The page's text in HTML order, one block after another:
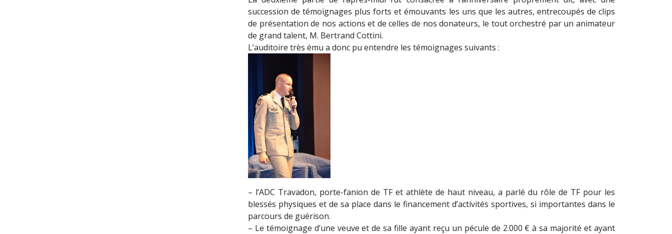
succession de témoignages plus forts et émouvants les uns que les autres, entrecoupés de clips
de présentation de nos actions et de celles de nos donateurs, le tout orchestré par un animateur
de grand talent, M. Bertrand Cottini.
L’auditoire très ému a donc pu entendre les témoignages suivants :
– l’ADC Travadon, porte-fanion de TF et athlète de haut niveau, a parlé du rôle de TF pour les
blessés physiques et de sa place dans le financement d’activités sportives, si importantes dans le
parcours de guérison.
– Le témoignage d’une veuve et de sa fille ayant reçu un pécule de 2.000 € à sa majorité et ayant